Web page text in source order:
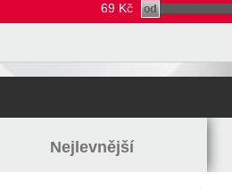
69 Kč
Nejlevnější